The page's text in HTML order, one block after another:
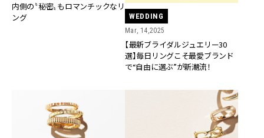
内側の〝秘密〟もロマンチックなリ
ング
WEDDING
Mar, 14,2025
【最新ブライダルジュエリー30
選】毎日リングこそ最愛ブランド
で“自由に選ぶ”が新潮流！